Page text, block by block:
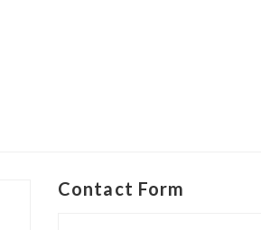
Contact Form